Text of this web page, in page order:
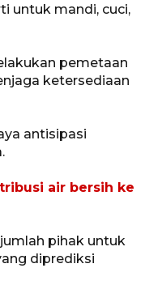
untuk mandi, cuci,
pemetaan
ketersediaan
antisipasi
air bersih ke
pihak untuk
diprediksi